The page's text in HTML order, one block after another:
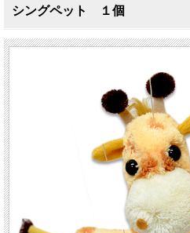
シングペット １個